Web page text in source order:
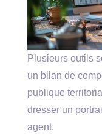
Plusieurs outils
un bilan de
publique
dresser un
agent.